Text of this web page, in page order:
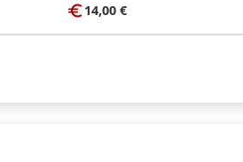
euro14,00 €